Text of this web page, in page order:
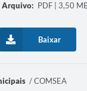
Arquivo: PDF | 3,50
Baixar
COMSEA